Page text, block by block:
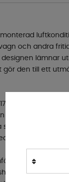
och andra
lämnar
gör den till ett
snabbt ner
på 800 W ger
startströmmen
begränsad
på
FJ 1700 är